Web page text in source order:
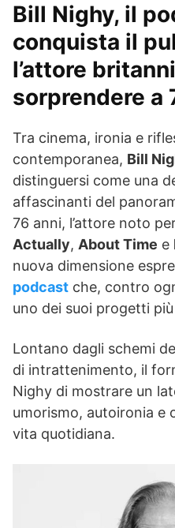
Bill Nighy, il
conquista il
l’attore
sorprendere a
Tra cinema, ironia e
contemporanea, Bill
distinguersi come una
affascinanti del
76 anni, l’attore noto
Actually, About Time e
nuova dimensione
podcast che, contro
uno dei suoi progetti
Lontano dagli schemi
di intrattenimento, il
Nighy di mostrare un
umorismo, autoironia e
vita quotidiana.